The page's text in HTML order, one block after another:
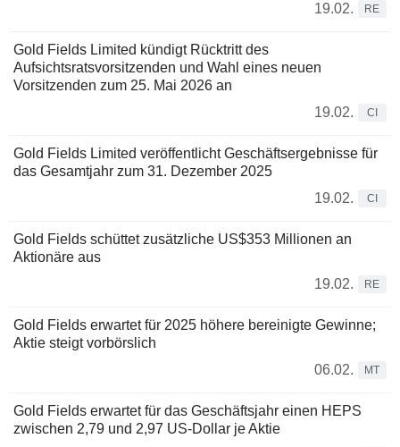
19.02.
RE
Gold Fields Limited kündigt Rücktritt des
Aufsichtsratsvorsitzenden und Wahl eines neuen
Vorsitzenden zum 25. Mai 2026 an
19.02.
CI
Gold Fields Limited veröffentlicht Geschäftsergebnisse für
das Gesamtjahr zum 31. Dezember 2025
19.02.
CI
Gold Fields schüttet zusätzliche US$353 Millionen an
Aktionäre aus
19.02.
RE
Gold Fields erwartet für 2025 höhere bereinigte Gewinne;
Aktie steigt vorbörslich
06.02.
MT
Gold Fields erwartet für das Geschäftsjahr einen HEPS
zwischen 2,79 und 2,97 US-Dollar je Aktie